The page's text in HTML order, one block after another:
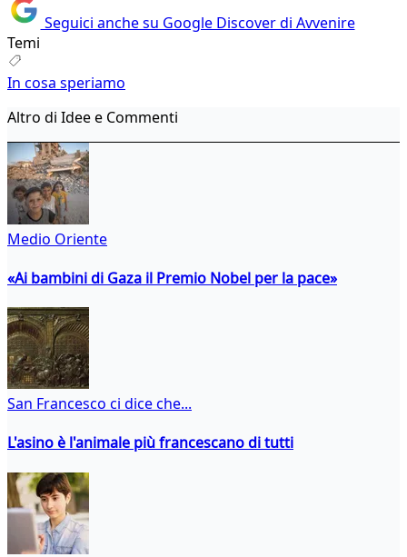
Seguici anche su Google Discover di Avvenire
Temi
In cosa speriamo
Altro di Idee e Commenti
Medio Oriente
«Ai bambini di Gaza il Premio Nobel per la pace»
San Francesco ci dice che...
L'asino è l'animale più francescano di tutti